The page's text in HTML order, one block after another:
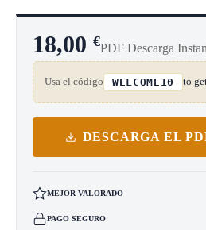
18,00 €PDF Descarga
Usa el código WELCOME10 to
DESCARGA EL
MEJOR VALORADO
PAGO SEGURO